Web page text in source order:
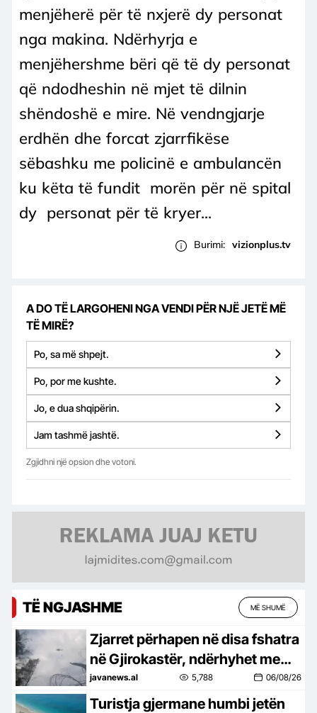
menjëherë për të nxjerë dy personat
nga makina. Ndërhyrja e
menjëhershme bëri që të dy personat
që ndodheshin në mjet të dilnin
shëndoshë e mire. Në vendngjarje
erdhën dhe forcat zjarrfikëse
sëbashku me policinë e ambulancën
ku këta të fundit morën për në spital
dy personat për të kryer...
Burimi: vizionplus.tv
A DO TË LARGOHENI NGA VENDI PËR NJË JETË MË
TË MIRË?
Po, sa më shpejt.
Po, por me kushte.
Jo, e dua shqipërin.
Jam tashmë jashtë.
Zgjidhni një opsion dhe votoni.
TË NGJASHME MË SHUMË
Zjarret përhapen në disa fshatra
në Gjirokastër, ndërhyhet me
helikopter për shuarjen e
flakëve
javanews.al 5,788 06/08/26
Turistja gjermane humbi jetën